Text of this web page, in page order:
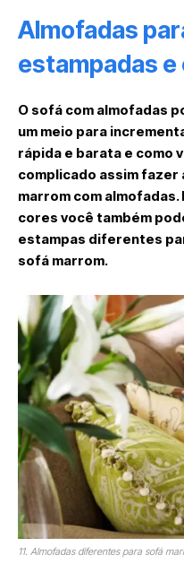
Almofadas
estampadas
O sofá com almofadas
um meio para
rápida e barata e como
complicado assim
marrom com
cores você também
estampas diferentes
sofá marrom.
11. Almofadas diferentes para sofá